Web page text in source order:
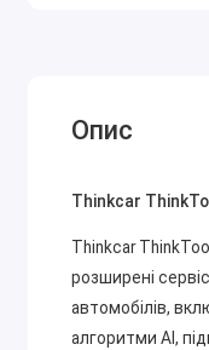
Опис
Thinkcar
Thinkcar
розширені
автомобілів,
алгоритми AI,